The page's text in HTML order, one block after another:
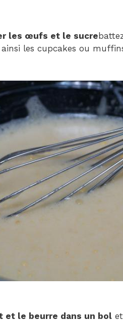
les œufs et le sucre
les cupcakes ou
et le beurre dans un bol